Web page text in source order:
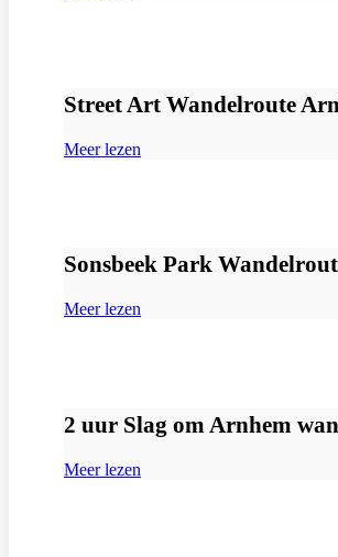
Street Art Wandelroute
Meer lezen
Sonsbeek Park
Meer lezen
2 uur Slag om Arnhem
Meer lezen